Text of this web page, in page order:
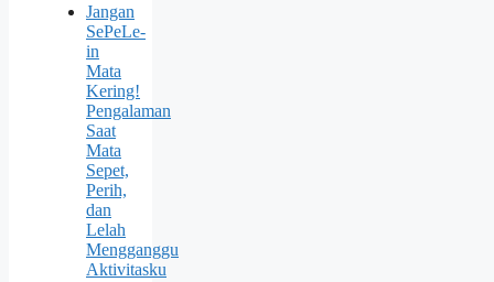
Jangan
SePeLe-
in
Mata
Kering!
Pengalaman
Saat
Mata
Sepet,
Perih,
dan
Lelah
Mengganggu
Aktivitasku